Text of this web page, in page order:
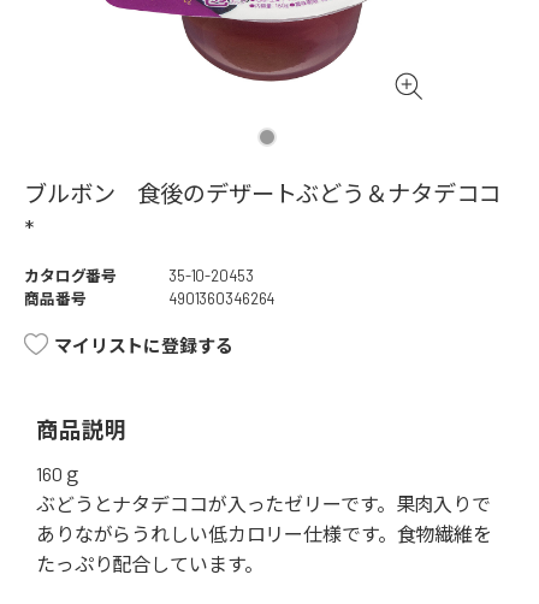
ブルボン 食後のデザートぶどう＆ナタデココ
*
カタログ番号
35-10-20453
商品番号
4901360346264
マイリストに登録する
商品説明
160ｇ
ぶどうとナタデココが入ったゼリーです。果肉入りで
ありながらうれしい低カロリー仕様です。食物繊維を
たっぷり配合しています。